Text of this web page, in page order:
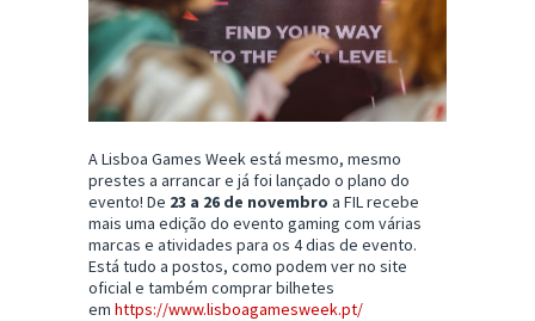
A Lisboa Games Week está mesmo, mesmo
prestes a arrancar e já foi lançado o plano do
evento! De 23 a 26 de novembro a FIL recebe
mais uma edição do evento gaming com várias
marcas e atividades para os 4 dias de evento.
Está tudo a postos, como podem ver no site
oficial e também comprar bilhetes
em https://www.lisboagamesweek.pt/